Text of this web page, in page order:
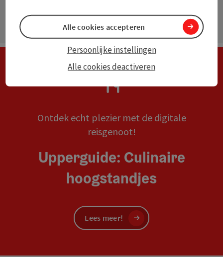
Ontdek echt plezier met de digitale
reisgenoot!
Upperguide: Culinaire
hoogstandjes
Lees meer!
Alle cookies deactiveren
Persoonlijke instellingen
Alle cookies accepteren